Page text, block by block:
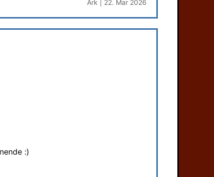
Ark | 22. Mar 2026
:)